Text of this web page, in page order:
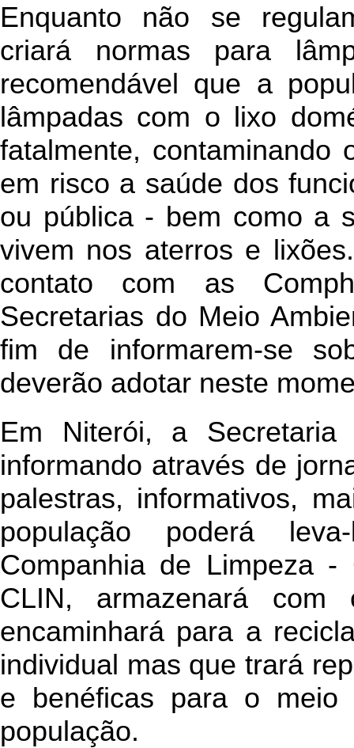
Enquanto não se
criará normas para
recomendável que a
lâmpadas com o lixo
fatalmente, contaminando
em risco a saúde dos
ou pública - bem como a
vivem nos aterros e
contato com as
Secretarias do Meio
fim de informarem-se
deverão adotar neste
Em Niterói, a
informando através de
palestras, informativos,
população poderá
Companhia de Limpeza
CLIN, armazenará
encaminhará para a
individual mas que trará
e benéficas para o
população.